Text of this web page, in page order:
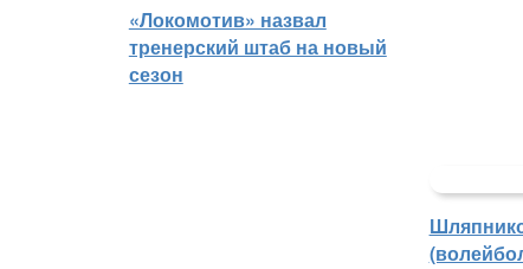
«Локомотив» назвал
тренерский штаб на новый
сезон